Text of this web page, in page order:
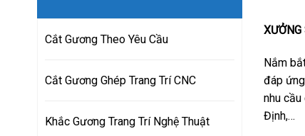
Nắm
đáp
nhu
Định,…
Cắt Gương Theo Yêu Cầu
Cắt Gương Ghép Trang Trí CNC
Khắc Gương Trang Trí Nghệ Thuật